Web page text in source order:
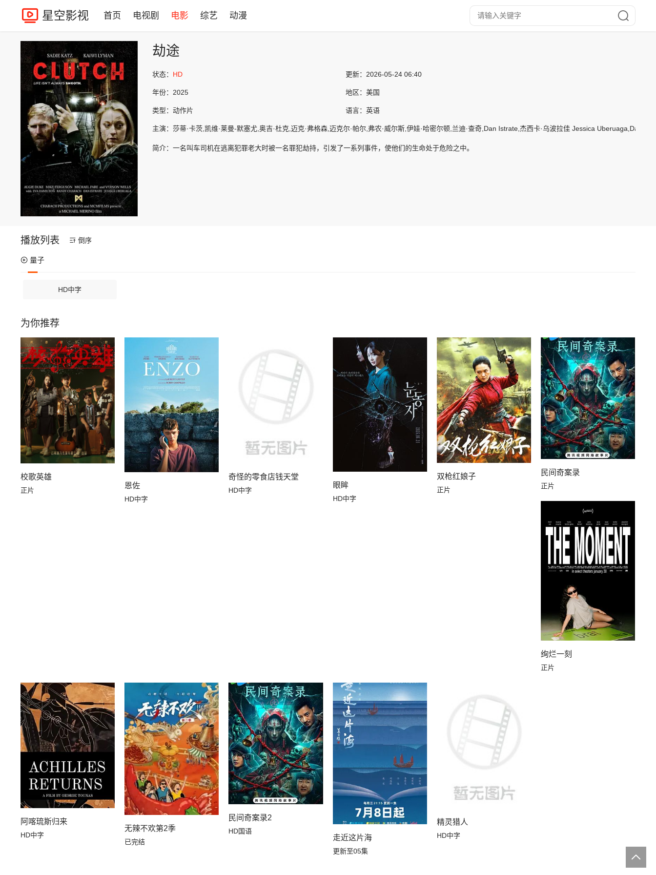
星空影视 首页 电视剧 电影 综艺 动漫
劫途
状态： HD 更新： 2026-05-24 06:40
年份： 2025 地区： 美国
类型： 动作片 语言： 英语
主演： 莎蒂·卡茨,凯维·莱曼-默塞尤,奥吉·杜克,迈克·弗格森,迈克尔·帕尔,弗农·威尔斯,伊娃·哈密尔顿,兰迪·查奇,Dan Istrate,杰西卡·乌波拉佳 Jessica
简介： 一名叫车司机在逃离犯罪老大时被一名罪犯劫持，引发了一系列事件，使他们的生命处于危险之中。
播放列表 倒序
量子
HD中字
为你推荐
校歌英雄
正片
恩佐
HD中字
奇怪的零食店钱天堂
HD中字
眼眸
HD中字
双枪红娘子
正片
民间奇案录
正片
绚烂一刻
正片
阿喀琉斯归来
HD中字
无辣不欢第2季
已完结
民间奇案录2
HD国语
走近这片海
更新至05集
精灵猎人
HD中字